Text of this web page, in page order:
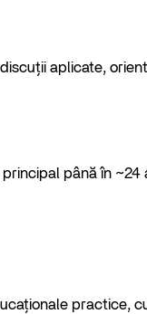
aplicate,
până în
practice,